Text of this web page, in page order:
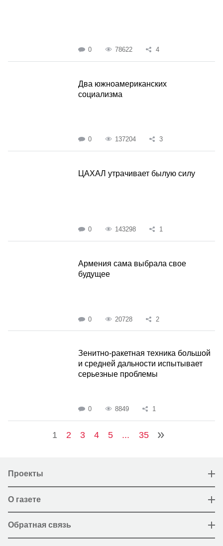
0 78622 4
Два южноамериканских
социализма
0 137204 3
ЦАХАЛ утрачивает былую силу
0 143298 1
Армения сама выбрала свое
будущее
0 20728 2
Зенитно-ракетная техника большой
и средней дальности испытывает
серьезные проблемы
0 8849 1
1 2 3 4 5 ... 35
Проекты
О газете
Обратная связь